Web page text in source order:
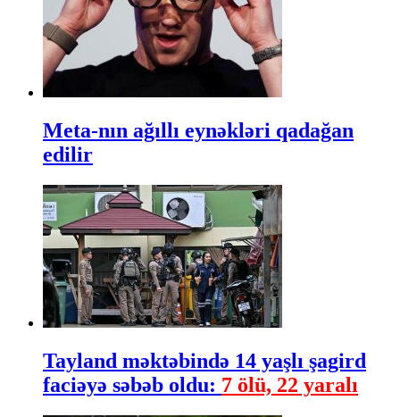
Meta-nın ağıllı eynəkləri qadağan
edilir
Tayland məktəbində 14 yaşlı şagird
faciəyə səbəb oldu: 7 ölü, 22 yaralı